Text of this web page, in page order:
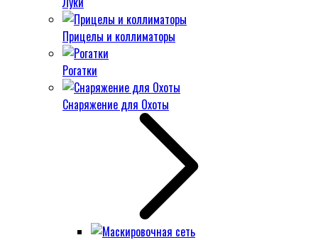
Прицелы и коллиматоры
Рогатки
Снаряжение для Охоты